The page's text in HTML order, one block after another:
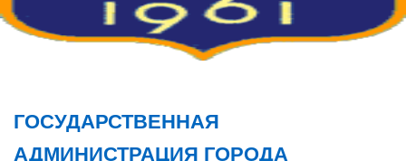
ГОСУДАРСТВЕННАЯ
АДМИНИСТРАЦИЯ ГОРОДА